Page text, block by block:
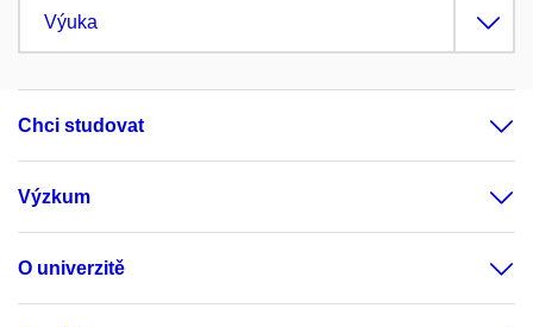
Výuka
Chci studovat
Výzkum
O univerzitě